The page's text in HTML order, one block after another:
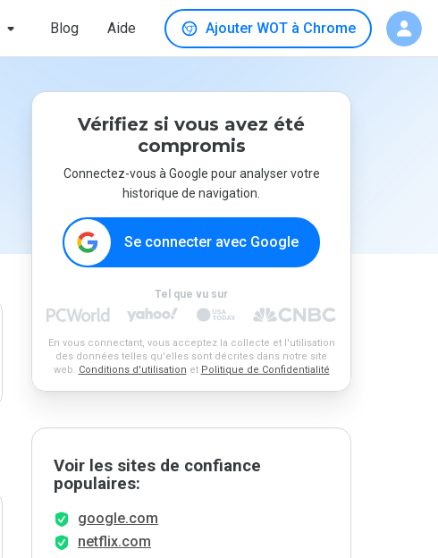
Blog Aide Ajouter WOT à Chrome
Vérifiez si vous avez été
compromis
Connectez-vous à Google pour analyser votre
historique de navigation.
Se connecter avec Google
Tel que vu sur
En vous connectant, vous acceptez la collecte et l'utilisation
des données telles qu'elles sont décrites dans notre site
web. Conditions d'utilisation et Politique de Confidentialité
Voir les sites de confiance
populaires:
google.com
netflix.com